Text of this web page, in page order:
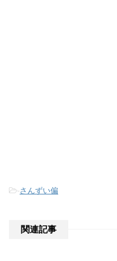
-さんずい偏
関連記事